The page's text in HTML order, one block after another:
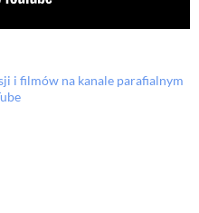
i filmów na kanale parafialnym